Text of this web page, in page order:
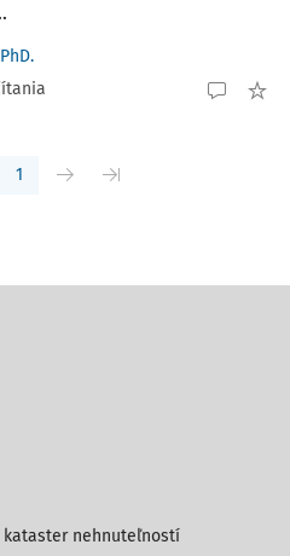
1
kataster nehnuteľností